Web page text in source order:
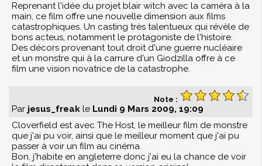
Reprenant l'idée du projet blair witch avec la caméra à la
main, ce film offre une nouvelle dimension aux films
catastrophiques. Un casting très talentueux qui révèle de
bons acteus, notamment le protagoniste de l'histoire.
Des décors provenant tout droit d'une guerre nucléaire
et un monstre qui à la carrure d'un Giodzilla offre à ce
film une vision novatrice de la catastrophe.
Note :
Par jesus_freak le Lundi 9 Mars 2009, 19:09
Cloverfield est avec The Host, le meilleur film de monstre
que j'ai pu voir, ainsi que le meilleur moment que j'ai pu
passer à voir un film au cinéma.
Bon, j'habite en angleterre donc j'ai eu la chance de voir